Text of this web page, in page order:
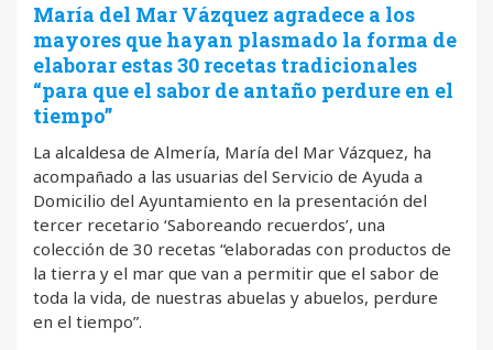
María del Mar Vázquez agradece a los
mayores que hayan plasmado la forma de
elaborar estas 30 recetas tradicionales
“para que el sabor de antaño perdure en el
tiempo”
La alcaldesa de Almería, María del Mar Vázquez, ha
acompañado a las usuarias del Servicio de Ayuda a
Domicilio del Ayuntamiento en la presentación del
tercer recetario ‘Saboreando recuerdos’, una
colección de 30 recetas “elaboradas con productos de
la tierra y el mar que van a permitir que el sabor de
toda la vida, de nuestras abuelas y abuelos, perdure
en el tiempo”.